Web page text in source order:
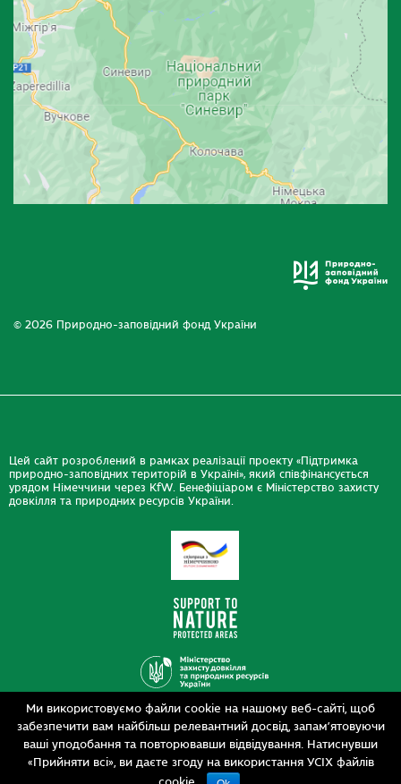
Ми використовуємо файли cookie на нашому веб-сайті, щоб
забезпечити вам найбільш релевантний досвід, запам’ятовуючи
ваші уподобання та повторювавши відвідування. Натиснувши
«Прийняти всі», ви даєте згоду на використання УСІХ файлів
© 2026 Природно-заповідний фонд України
Цей сайт розроблений в рамках реалізації проекту «Підтримка
природно-заповідних територій в Україні», який співфінансується
урядом Німеччини через KfW. Бенефіціаром є Міністерство захисту
довкілля та природних ресурсів України.
Дизайн
Розробка
siteGist